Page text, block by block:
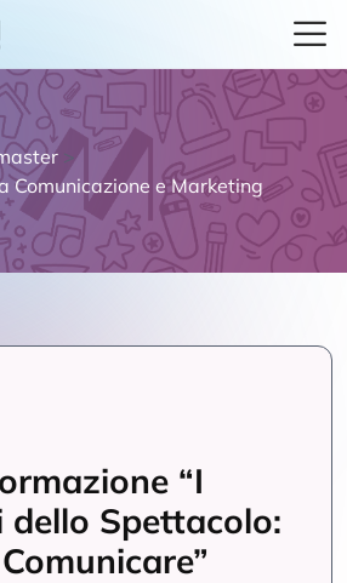
>
Comunicazione e Marketing
“I
dello Spettacolo: